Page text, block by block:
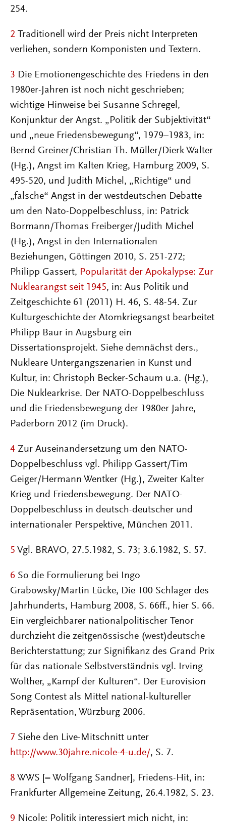
254.
2 Traditionell wird der Preis nicht Interpreten
verliehen, sondern Komponisten und Textern.
3 Die Emotionengeschichte des Friedens in den
1980er-Jahren ist noch nicht geschrieben;
wichtige Hinweise bei Susanne Schregel,
Konjunktur der Angst. „Politik der Subjektivität“
und „neue Friedensbewegung“, 1979–1983, in:
Bernd Greiner/Christian Th. Müller/Dierk Walter
(Hg.), Angst im Kalten Krieg, Hamburg 2009, S.
495-520, und Judith Michel, „Richtige“ und
„falsche“ Angst in der westdeutschen Debatte
um den Nato-Doppelbeschluss, in: Patrick
Bormann/Thomas Freiberger/Judith Michel
(Hg.), Angst in den Internationalen
Beziehungen, Göttingen 2010, S. 251-272;
Philipp Gassert, Popularität der Apokalypse: Zur
Nuklearangst seit 1945, in: Aus Politik und
Zeitgeschichte 61 (2011) H. 46, S. 48-54. Zur
Kulturgeschichte der Atomkriegsangst bearbeitet
Philipp Baur in Augsburg ein
Dissertationsprojekt. Siehe demnächst ders.,
Nukleare Untergangszenarien in Kunst und
Kultur, in: Christoph Becker-Schaum u.a. (Hg.),
Die Nuklearkrise. Der NATO-Doppelbeschluss
und die Friedensbewegung der 1980er Jahre,
Paderborn 2012 (im Druck).
4 Zur Auseinandersetzung um den NATO-
Doppelbeschluss vgl. Philipp Gassert/Tim
Geiger/Hermann Wentker (Hg.), Zweiter Kalter
Krieg und Friedensbewegung. Der NATO-
Doppelbeschluss in deutsch-deutscher und
internationaler Perspektive, München 2011.
5 Vgl. BRAVO, 27.5.1982, S. 73; 3.6.1982, S. 57.
6 So die Formulierung bei Ingo
Grabowsky/Martin Lücke, Die 100 Schlager des
Jahrhunderts, Hamburg 2008, S. 66ff., hier S. 66.
Ein vergleichbarer nationalpolitischer Tenor
durchzieht die zeitgenössische (west)deutsche
Berichterstattung; zur Signifikanz des Grand Prix
für das nationale Selbstverständnis vgl. Irving
Wolther, „Kampf der Kulturen“. Der Eurovision
Song Contest als Mittel national-kultureller
Repräsentation, Würzburg 2006.
7 Siehe den Live-Mitschnitt unter
http://www.30jahre.nicole-4-u.de/, S. 7.
8 WWS [= Wolfgang Sandner], Friedens-Hit, in:
Frankfurter Allgemeine Zeitung, 26.4.1982, S. 23.
9 Nicole: Politik interessiert mich nicht, in: